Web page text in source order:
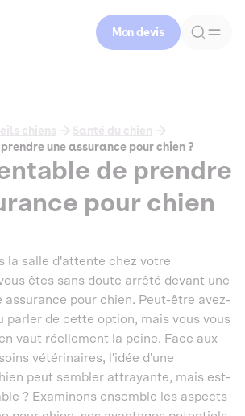
Mon devis
chiens
Santé du chien
une assurance pour chien ?
de prendre
pour chien
la salle d'attente chez votre
êtes sans doute arrêté devant une
assurance pour chien. Peut-être avez-
parler de cette option, mais vous vous
vaut réellement la peine. Face aux
vétérinaires, l'idée d'une
peut sembler attrayante, mais est-
? Examinons ensemble les aspects